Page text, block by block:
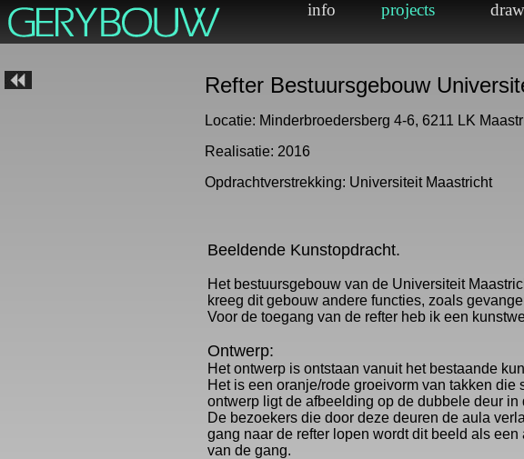
Refter Bestuursgebouw
Locatie: Minderbroedersberg 4-6, 6211 LK
Realisatie: 2016
Opdrachtverstrekking: Universiteit Maastricht
Beeldende Kunstopdracht.
Het bestuursgebouw van de Universiteit
kreeg dit gebouw andere functies, zoals
Voor de toegang van de refter heb ik een
Ontwerp:
Het ontwerp is ontstaan vanuit het bestaande
Het is een oranje/rode groeivorm van takken
ontwerp ligt de afbeelding op de dubbele deur
De bezoekers die door deze deuren de aula
gang naar de refter lopen wordt dit beeld als
van de gang.